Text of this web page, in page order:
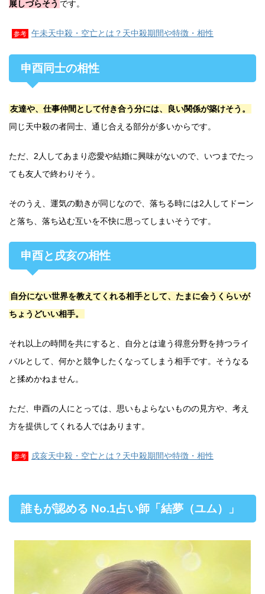
展しづらそう です。
参考 午未天中殺・空亡とは？天中殺期間や特徴・相性
申酉同士の相性
友達や、仕事仲間として付き合う分には、良い関係が築けそう。
同じ天中殺の者同士、通じ合える部分が多いからです。
ただ、2人してあまり恋愛や結婚に興味がないので、いつまでたっ
ても友人で終わりそう。
そのうえ、運気の動きが同じなので、落ちる時には2人してドーン
と落ち、落ち込む互いを不快に思ってしまいそうです。
申酉と戌亥の相性
自分にない世界を教えてくれる相手として、たまに会うくらいが
ちょうどいい相手。
それ以上の時間を共にすると、自分とは違う得意分野を持つライ
バルとして、何かと競争したくなってしまう相手です。そうなる
と揉めかねません。
ただ、申酉の人にとっては、思いもよらないものの見方や、考え
方を提供してくれる人ではあります。
参考 戌亥天中殺・空亡とは？天中殺期間や特徴・相性
誰もが認める No.1占い師「結夢（ユム）」